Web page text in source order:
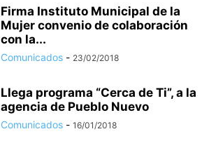
Firma Instituto Municipal de la
Mujer convenio de colaboración
con la...
Comunicados - 23/02/2018
Llega programa “Cerca de Ti”, a la
agencia de Pueblo Nuevo
Comunicados - 16/01/2018